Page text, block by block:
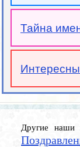
Тайна
Другие наши